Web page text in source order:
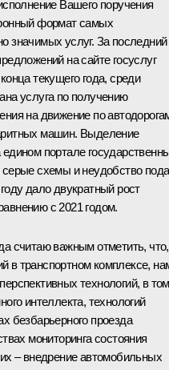
Вашего поручения
формат самых
значимых услуг. За последний
на сайте госуслуг
текущего года, среди
услуга по получению
на движение по
машин. Выделение
портале
схемы и неудобство
дало двукратный рост
с 2021 годом.
считаю важным отметить, что,
в транспортном комплексе,
технологий, в том
интеллекта, технологий
безбарьерного проезда
мониторинга состояния
– внедрение автомобильных